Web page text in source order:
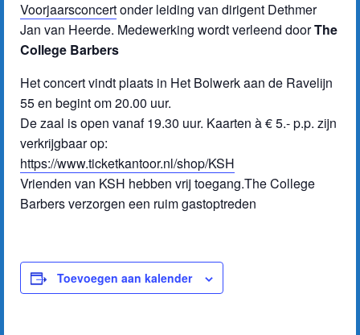
Optreden boeken?
Contact
Ledendeel
Voorjaarsconcertonder leiding van dirigent Dethmer
Jan van Heerde. Medewerking wordt verleend doorThe
College Barbers
Het concert vindt plaats in Het Bolwerk aan de Ravelijn
55 en begint om 20.00 uur.
De zaal is open vanaf 19.30 uur. Kaarten à € 5.- p.p. zijn
verkrijgbaar op:
https://www.ticketkantoor.nl/shop/KSH
Vrienden van KSH hebben vrij toegang.The College
Barbers verzorgen een ruim gastoptreden
Toevoegen aan kalender